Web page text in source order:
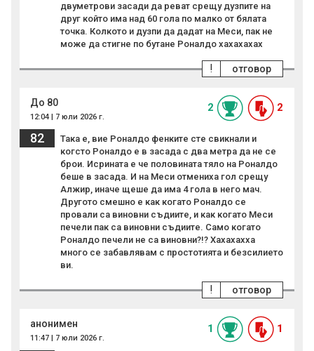
двуметрови засади да реват срещу дузпите на
друг който има над 60 гола по малко от бялата
точка. Колкото и дузпи да дадат на Меси, пак не
може да стигне по бутане Роналдо хахахахах
отговор
!
До 80
12:04 | 7 юли 2026 г.
2 2
82
Така е, вие Роналдо фенките сте свикнали и
когсто Роналдо е в засада с два метра да не се
брои. Исрината е че половината тяло на Роналдо
беше в засада. И на Меси отмениха гол срещу
Алжир, иначе щеше да има 4 гола в него мач.
Другото смешно е как когато Роналдо се
провали са виновни съдиите, и как когато Меси
печели пак са виновни съдиите. Само когато
Роналдо печели не са виновни?!? Хахахахха
много се забавлявам с простотията и безсилието
ви.
отговор
!
анонимен
11:47 | 7 юли 2026 г.
1 1